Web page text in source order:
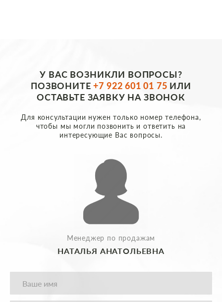
У ВАС ВОЗНИКЛИ ВОПРОСЫ?
ПОЗВОНИТЕ+7 922 601 01 75 ИЛИ
ОСТАВЬТЕ ЗАЯВКУ НА ЗВОНОК
Для консультации нужен только номер телефона,
чтобы мы могли позвонить и ответить на
интересующие Вас вопросы.
Менеджер по продажам
НАТАЛЬЯ АНАТОЛЬЕВНА